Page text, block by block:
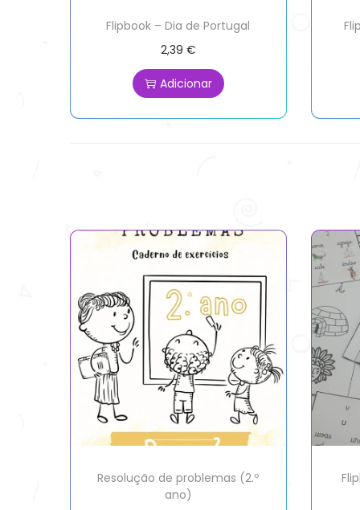
Flipbook – Dia de Portugal
2,39 €
Adicionar
Resolução de problemas (2.º
ano)